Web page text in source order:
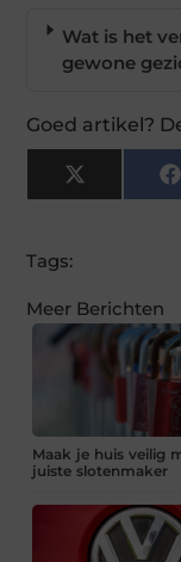
Wat is het
gewone
Goed artikel?
X
(Twitter)
Tags:
Meer Berichten
Maak je huis veilig
juiste slotenmaker